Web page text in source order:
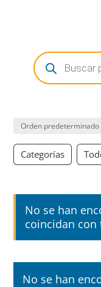
Búsqueda
de
productos
Categorías
No se han
coincidan con
No se han